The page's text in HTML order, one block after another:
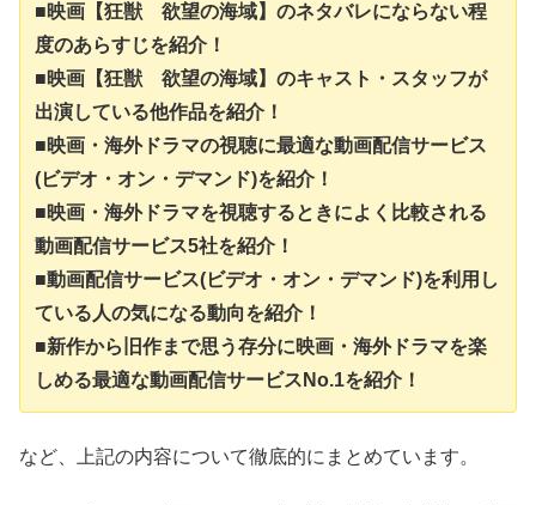
■映画【狂獣 欲望の海域】のネタバレにならない程
度のあらすじを紹介！
■映画【狂獣 欲望の海域】のキャスト・スタッフが
出演している他作品を紹介！
■映画・海外ドラマの視聴に最適な動画配信サービス
(ビデオ・オン・デマンド)を紹介！
■映画・海外ドラマを視聴するときによく比較される
動画配信サービス5社を紹介！
■動画配信サービス(ビデオ・オン・デマンド)を利用し
ている人の気になる動向を紹介！
■新作から旧作まで思う存分に映画・海外ドラマを楽
しめる最適な動画配信サービスNo.1を紹介！
など、上記の内容について徹底的にまとめています。